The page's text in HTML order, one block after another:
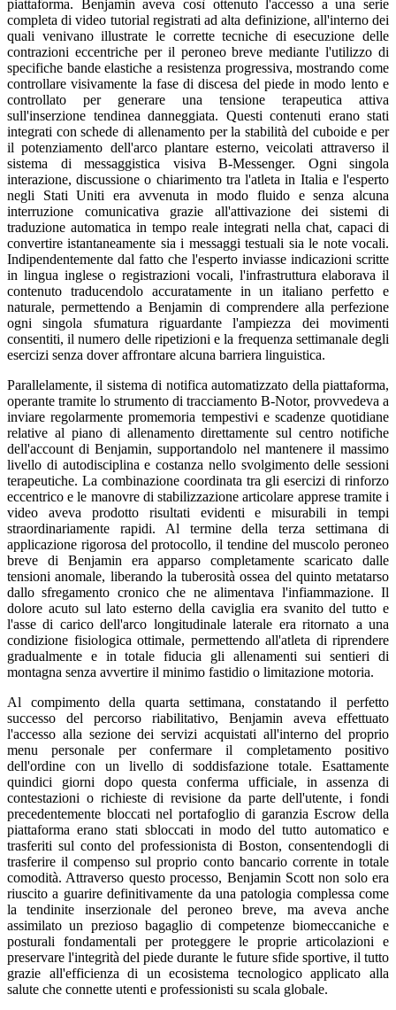
piattaforma. Benjamin aveva così ottenuto l'accesso a una serie
completa di video tutorial registrati ad alta definizione, all'interno dei
quali venivano illustrate le corrette tecniche di esecuzione delle
contrazioni eccentriche per il peroneo breve mediante l'utilizzo di
specifiche bande elastiche a resistenza progressiva, mostrando come
controllare visivamente la fase di discesa del piede in modo lento e
controllato per generare una tensione terapeutica attiva
sull'inserzione tendinea danneggiata. Questi contenuti erano stati
integrati con schede di allenamento per la stabilità del cuboide e per
il potenziamento dell'arco plantare esterno, veicolati attraverso il
sistema di messaggistica visiva B-Messenger. Ogni singola
interazione, discussione o chiarimento tra l'atleta in Italia e l'esperto
negli Stati Uniti era avvenuta in modo fluido e senza alcuna
interruzione comunicativa grazie all'attivazione dei sistemi di
traduzione automatica in tempo reale integrati nella chat, capaci di
convertire istantaneamente sia i messaggi testuali sia le note vocali.
Indipendentemente dal fatto che l'esperto inviasse indicazioni scritte
in lingua inglese o registrazioni vocali, l'infrastruttura elaborava il
contenuto traducendolo accuratamente in un italiano perfetto e
naturale, permettendo a Benjamin di comprendere alla perfezione
ogni singola sfumatura riguardante l'ampiezza dei movimenti
consentiti, il numero delle ripetizioni e la frequenza settimanale degli
esercizi senza dover affrontare alcuna barriera linguistica.
Parallelamente, il sistema di notifica automatizzato della piattaforma,
operante tramite lo strumento di tracciamento B-Notor, provvedeva a
inviare regolarmente promemoria tempestivi e scadenze quotidiane
relative al piano di allenamento direttamente sul centro notifiche
dell'account di Benjamin, supportandolo nel mantenere il massimo
livello di autodisciplina e costanza nello svolgimento delle sessioni
terapeutiche. La combinazione coordinata tra gli esercizi di rinforzo
eccentrico e le manovre di stabilizzazione articolare apprese tramite i
video aveva prodotto risultati evidenti e misurabili in tempi
straordinariamente rapidi. Al termine della terza settimana di
applicazione rigorosa del protocollo, il tendine del muscolo peroneo
breve di Benjamin era apparso completamente scaricato dalle
tensioni anomale, liberando la tuberosità ossea del quinto metatarso
dallo sfregamento cronico che ne alimentava l'infiammazione. Il
dolore acuto sul lato esterno della caviglia era svanito del tutto e
l'asse di carico dell'arco longitudinale laterale era ritornato a una
condizione fisiologica ottimale, permettendo all'atleta di riprendere
gradualmente e in totale fiducia gli allenamenti sui sentieri di
montagna senza avvertire il minimo fastidio o limitazione motoria.
Al compimento della quarta settimana, constatando il perfetto
successo del percorso riabilitativo, Benjamin aveva effettuato
l'accesso alla sezione dei servizi acquistati all'interno del proprio
menu personale per confermare il completamento positivo
dell'ordine con un livello di soddisfazione totale. Esattamente
quindici giorni dopo questa conferma ufficiale, in assenza di
contestazioni o richieste di revisione da parte dell'utente, i fondi
precedentemente bloccati nel portafoglio di garanzia Escrow della
piattaforma erano stati sbloccati in modo del tutto automatico e
trasferiti sul conto del professionista di Boston, consentendogli di
trasferire il compenso sul proprio conto bancario corrente in totale
comodità. Attraverso questo processo, Benjamin Scott non solo era
riuscito a guarire definitivamente da una patologia complessa come
la tendinite inserzionale del peroneo breve, ma aveva anche
assimilato un prezioso bagaglio di competenze biomeccaniche e
posturali fondamentali per proteggere le proprie articolazioni e
preservare l'integrità del piede durante le future sfide sportive, il tutto
grazie all'efficienza di un ecosistema tecnologico applicato alla
salute che connette utenti e professionisti su scala globale.